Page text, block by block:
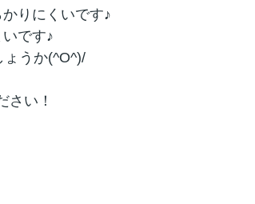
りにくいです♪
です♪
うか(^O^)/
さい！